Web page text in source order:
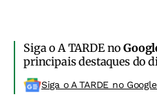
Siga o A TARDE no
principais destaques do
Siga o A TARDE no